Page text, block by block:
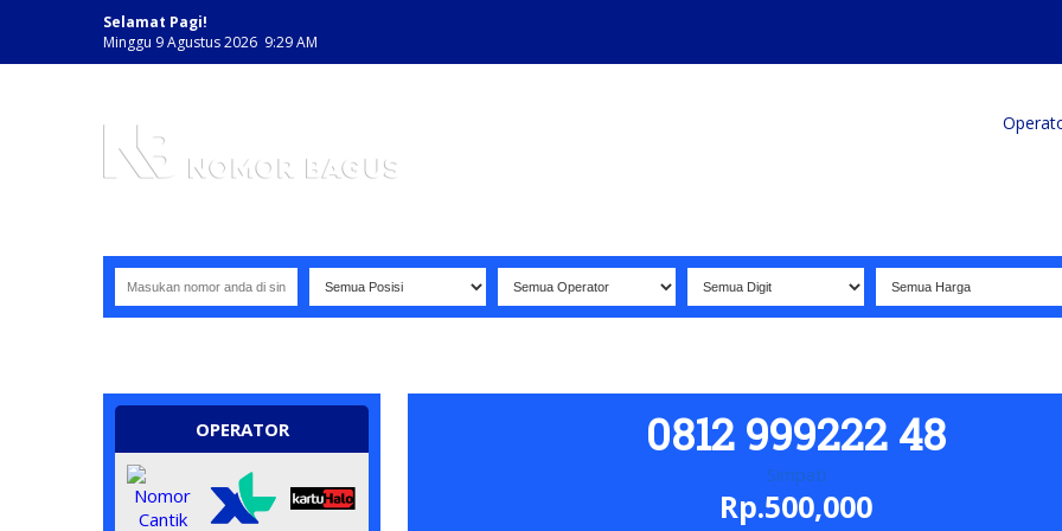
Selamat Pagi!
Minggu 9 Agustus 2026 9:29 AM
OPERATOR 0812 999222 48
Simpati
Rp.500,000